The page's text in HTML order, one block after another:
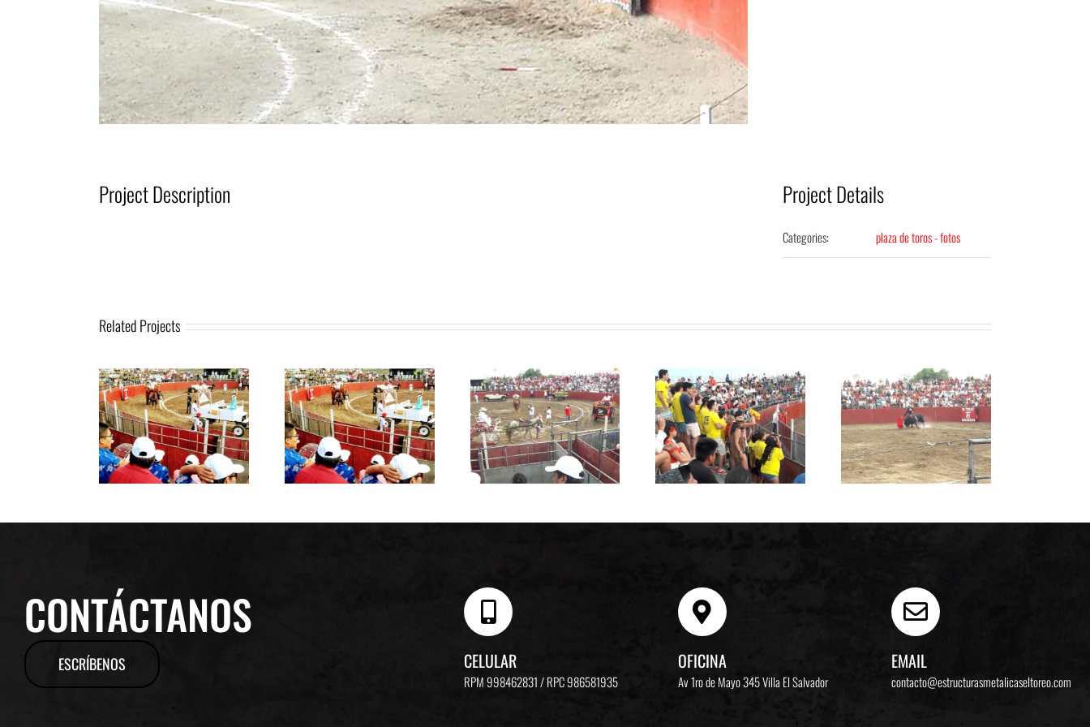
Project Description Project Details
Categories: plaza de toros - fotos
Related Projects
CONTÁCTANOS
ESCRÍBENOS CELULAR
RPM 998462831 / RPC 986581935
OFICINA
Av 1ro de Mayo 345Villa El Salvador
EMAIL
contacto@estructurasmetalicaseltoreo.com